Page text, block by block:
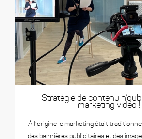
Stratégie de contenu
marketing vidéo !
À l’origine le marketing était
des bannières publicitaires et des